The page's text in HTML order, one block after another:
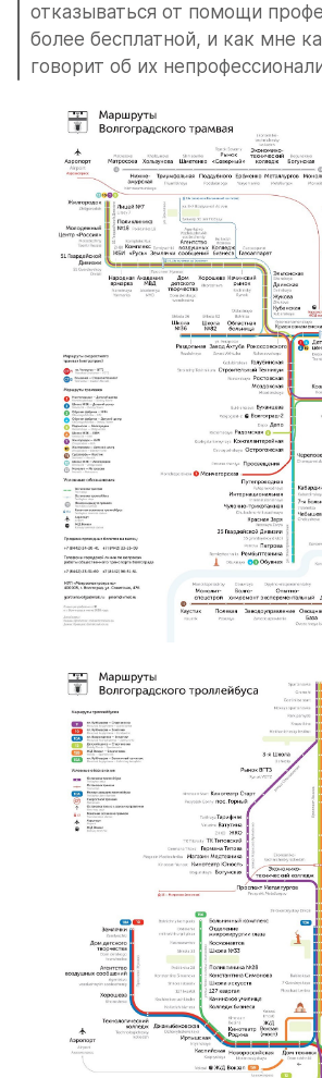
отказываться от помощи
более бесплатной, и как мне
говорит об их